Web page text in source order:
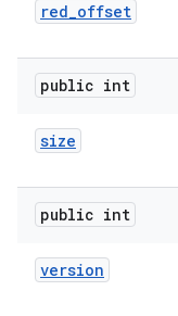
red_offset
public int
size
public int
version